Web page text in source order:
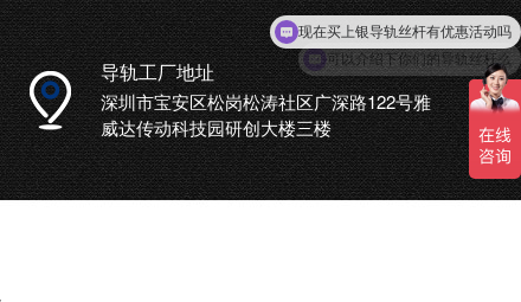
导轨工厂地址
深圳市宝安区松岗松涛社区广深路122号雅
威达传动科技园研创大楼三楼
可以介绍下你们的导轨丝杆么